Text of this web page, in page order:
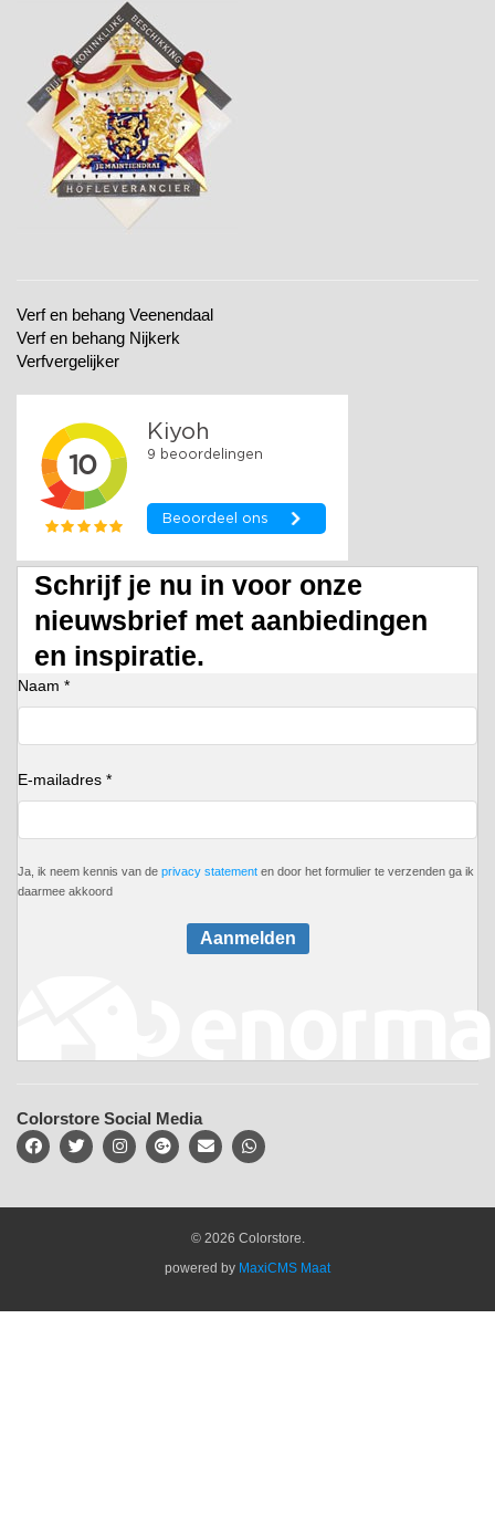
Verf en behang Veenendaal
Verf en behang Nijkerk
Verfvergelijker
Schrijf je nu in voor onze
nieuwsbrief met aanbiedingen
en inspiratie.
Naam *
E-mailadres *
Ja, ik neem kennis van de privacy statement en door het formulier te verzenden ga ik
daarmee akkoord
Aanmelden
Colorstore Social Media
© 2026 Colorstore.
powered by MaxiCMS Maat